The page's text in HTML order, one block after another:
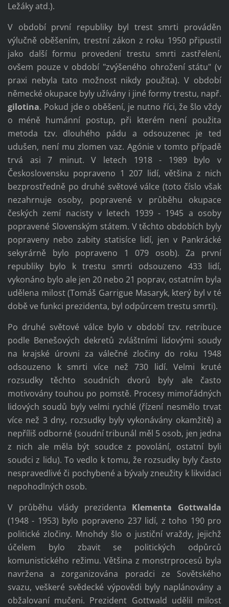
Ležáky atd.).
V období první republiky byl trest smrti prováděn
výlučně oběšením, trestní zákon z roku 1950 připustil
jako další formu provedení trestu smrti zastřelení,
ovšem pouze v období "zvýšeného ohrožení státu" (v
praxi nebyla tato možnost nikdy použita). V období
německé okupace byly užívány i jiné formy trestu, např.
gilotina. Pokud jde o oběšení, je nutno říci, že šlo vždy
o méně humánní postup, při kterém není použita
metoda tzv. dlouhého pádu a odsouzenec je ted
udušen, není mu zlomen vaz. Agónie v tomto případě
trvá asi 7 minut. V letech 1918 - 1989 bylo v
Československu popraveno 1 207 lidí, většina z nich
bezprostředně po druhé světové válce (toto číslo však
nezahrnuje osoby, popravené v průběhu okupace
českých zemí nacisty v letech 1939 - 1945 a osoby
popravené Slovenským státem. V těchto obdobích byly
popraveny nebo zabity statisíce lidí, jen v Pankrácké
sekyrárně bylo popraveno 1 079 osob). Za první
republiky bylo k trestu smrti odsouzeno 433 lidí,
vykonáno bylo ale jen 20 nebo 21 poprav, ostatním byla
udělena milost (Tomáš Garrigue Masaryk, který byl v té
době ve funkci prezidenta, byl odpůrcem trestu smrti).
Po druhé světové válce bylo v období tzv. retribuce
podle Benešových dekretů zvláštními lidovými soudy
na krajské úrovni za válečné zločiny do roku 1948
odsouzeno k smrti více než 730 lidí. Velmi kruté
rozsudky těchto soudních dvorů byly ale často
motivovány touhou po pomstě. Procesy mimořádných
lidových soudů byly velmi rychlé (řízení nesmělo trvat
více než 3 dny, rozsudky byly vykonávány okamžitě) a
nepříliš odborné (soudní tribunál měl 5 osob, jen jedna
z nich ale měla být soudce z povolání, ostatní byli
soudci z lidu). To vedlo k tomu, že rozsudky byly často
nespravedlivé či pochybené a bývaly zneužity k likvidaci
nepohodlných osob.
V průběhu vlády prezidenta Klementa Gottwalda
(1948 - 1953) bylo popraveno 237 lidí, z toho 190 pro
politické zločiny. Mnohdy šlo o justiční vraždy, jejichž
účelem bylo zbavit se politických odpůrců
komunistického režimu. Většina z monstrprocesů byla
navržena a zorganizována poradci ze Sovětského
svazu, veškeré svědecké výpovědi byly naplánovány a
obžalovaní mučeni. Prezident Gottwald udělil milost